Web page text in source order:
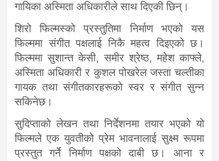
गायिका अस्मिता अधिकारीले साथ दिएकी छिन्।
शिरो फिल्मस्को प्रस्तुतिमा निर्माण भएको यस
फिल्ममा संगीत पक्षलाई निकै महत्व दिइएको छ।
फिल्ममा सुशान्त केसी, समीर श्रेष्ठ, महेश काफ्ले,
अस्मिता अधिकारी र कुशल पोखरेल जस्ता चल्तीका
गायक तथा संगीतकारहरूको स्वर र संगीत सुन्न
सकिनेछ।
सुदिप्ताको लेखन तथा निर्देशनमा तयार भएको यो
फिल्मले एक युवतीको प्रेम भावनालाई सुक्ष्म रूपमा
प्रस्तुत गर्ने निर्माण पक्षको दाबी छ। आना र